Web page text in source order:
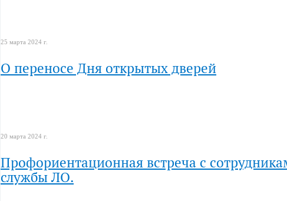
25 марта 2024 г.
О переносе Дня открытых дверей
20 марта 2024 г.
Профориентационная встреча с
службы ЛО.